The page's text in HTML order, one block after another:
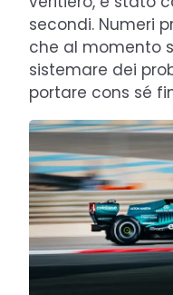
secondi. Numeri
che al momento
sistemare dei
portare cons sé